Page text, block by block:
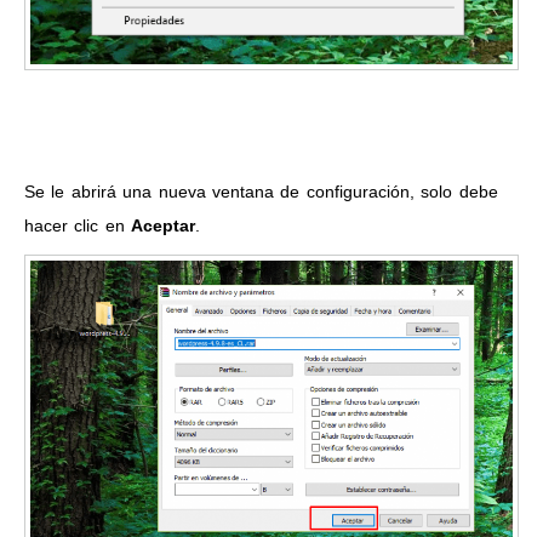
Se le abrirá una nueva ventana de configuración, solo debe
hacer clic enAceptar.